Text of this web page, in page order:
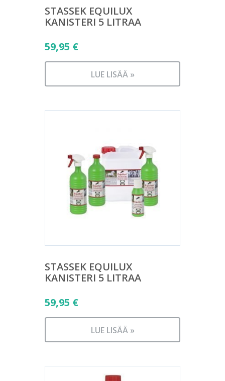
STASSEK EQUILUX
KANISTERI 5 LITRAA
59,95 €
LUE LISÄÄ »
STASSEK EQUILUX
KANISTERI 5 LITRAA
59,95 €
LUE LISÄÄ »